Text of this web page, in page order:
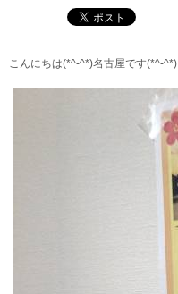
こんにちは(*^-^*)名古屋です(*^-^*)